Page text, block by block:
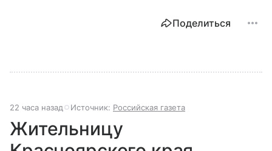
Поделиться
22 часа назад Источник: Российская газета
Жительницу